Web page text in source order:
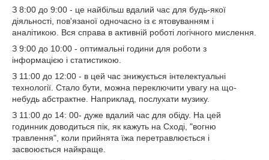
З 8:00 до 9:00 - це найбільш вдалий час для будь-якої
діяльності, пов'язаної одночасно із є ятовуванням і
аналітикою. Вся справа в активній роботі логічного мислення.
З 9:00 до 10:00 - оптимальні години для роботи з
інформацією і статистикою.
З 11:00 до 12:00 - в цей час знижується інтелектуальні
технології. Стало бути, можна переключити увагу на що-
небудь абстрактне. Наприклад, послухати музику.
З 11:00 до 14: 00- дуже вдалий час для обіду. На цей
годинник доводиться пік, як кажуть на Сході, "вогню
травлення", коли прийнята їжа перетравлюється і
засвоюється найкраще.